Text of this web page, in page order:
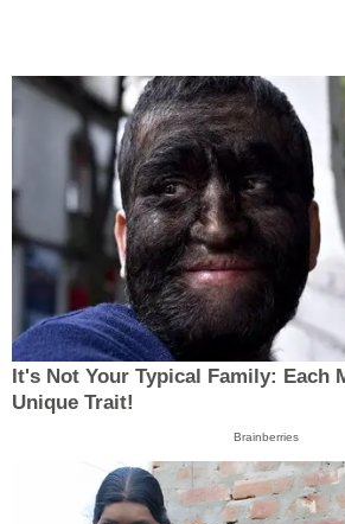
It's Not Your Typical Family: Each
Unique Trait!
Brainberries